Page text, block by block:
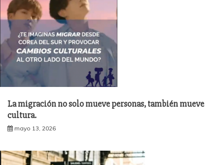
La migración no solo mueve personas, también mueve
cultura.
mayo 13, 2026